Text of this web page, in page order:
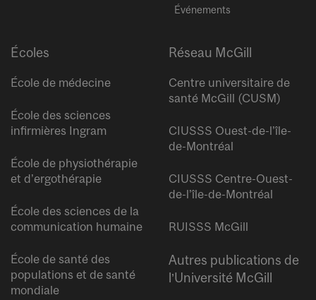
Événements
Écoles
École de médecine
École des sciences
infirmières Ingram
École de physiothérapie
et d’ergothérapie
École des sciences de la
communication humaine
École de santé des
populations et de santé
mondiale
Réseau McGill
Centre universitaire de
santé McGill (CUSM)
CIUSSS Ouest-de-l’île-
de-Montréal
CIUSSS Centre-Ouest-
de-l’île-de-Montréal
RUISSS McGill
Autres publications de
l’Université McGill